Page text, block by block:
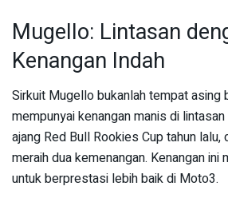
Mugello: Lintasan
Kenangan Indah
Sirkuit Mugello bukanlah tempat asing
mempunyai kenangan manis di
ajang Red Bull Rookies Cup tahun lalu,
meraih dua kemenangan. Kenangan ini
untuk berprestasi lebih baik di Moto3.